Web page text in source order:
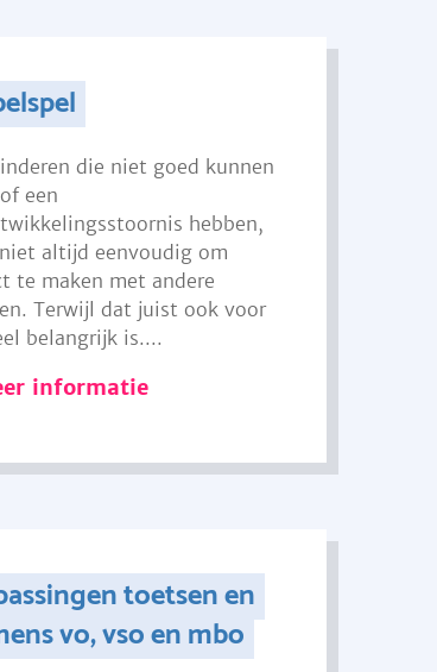
die niet goed kunnen
een
hebben,
altijd eenvoudig om
te maken met andere
Terwijl dat juist ook voor
belangrijk is....
informatie
toetsen en
vo, vso en mbo